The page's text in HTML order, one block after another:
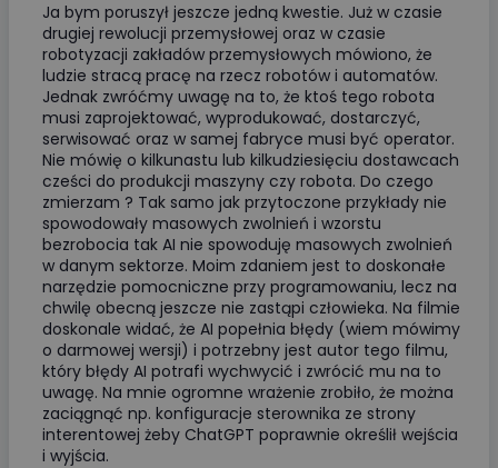
Ja bym poruszył jeszcze jedną kwestie. Już w czasie
drugiej rewolucji przemysłowej oraz w czasie
robotyzacji zakładów przemysłowych mówiono, że
ludzie stracą pracę na rzecz robotów i automatów.
Jednak zwróćmy uwagę na to, że ktoś tego robota
musi zaprojektować, wyprodukować, dostarczyć,
serwisować oraz w samej fabryce musi być operator.
Nie mówię o kilkunastu lub kilkudziesięciu dostawcach
cześci do produkcji maszyny czy robota. Do czego
zmierzam ? Tak samo jak przytoczone przykłady nie
spowodowały masowych zwolnień i wzorstu
bezrobocia tak AI nie spowoduję masowych zwolnień
w danym sektorze. Moim zdaniem jest to doskonałe
narzędzie pomocniczne przy programowaniu, lecz na
chwilę obecną jeszcze nie zastąpi człowieka. Na filmie
doskonale widać, że AI popełnia błędy (wiem mówimy
o darmowej wersji) i potrzebny jest autor tego filmu,
który błędy AI potrafi wychwycić i zwrócić mu na to
uwagę. Na mnie ogromne wrażenie zrobiło, że można
zaciągnąć np. konfiguracje sterownika ze strony
interentowej żeby ChatGPT poprawnie określił wejścia
i wyjścia.